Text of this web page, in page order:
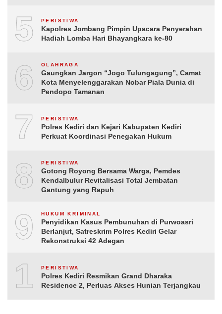
5 PERISTIWA
Kapolres Jombang Pimpin Upacara Penyerahan
Hadiah Lomba Hari Bhayangkara ke-80
6 OLAHRAGA
Gaungkan Jargon “Jogo Tulungagung”, Camat
Kota Menyelenggarakan Nobar Piala Dunia di
Pendopo Tamanan
7 PERISTIWA
Polres Kediri dan Kejari Kabupaten Kediri
Perkuat Koordinasi Penegakan Hukum
8 PERISTIWA
Gotong Royong Bersama Warga, Pemdes
Kendalbulur Revitalisasi Total Jembatan
Gantung yang Rapuh
9 HUKUM KRIMINAL
Penyidikan Kasus Pembunuhan di Purwoasri
Berlanjut, Satreskrim Polres Kediri Gelar
Rekonstruksi 42 Adegan
10PERISTIWA
Polres Kediri Resmikan Grand Dharaka
Residence 2, Perluas Akses Hunian Terjangkau